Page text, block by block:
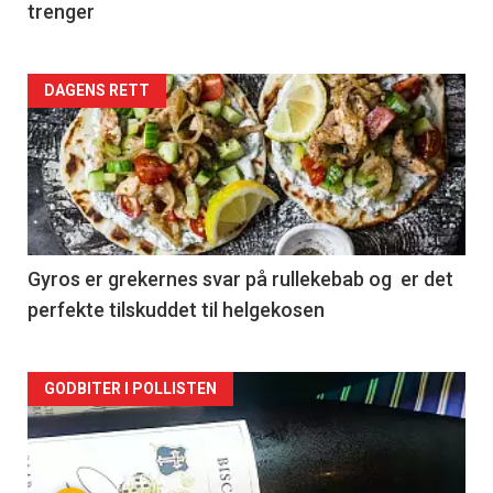
trenger
Forsiden
akkurat
nå
-
2
DAGENS RETT
Gyros er grekernes svar på rullekebab og er det
perfekte tilskuddet til helgekosen
Forsiden
akkurat
GODBITER I POLLISTEN